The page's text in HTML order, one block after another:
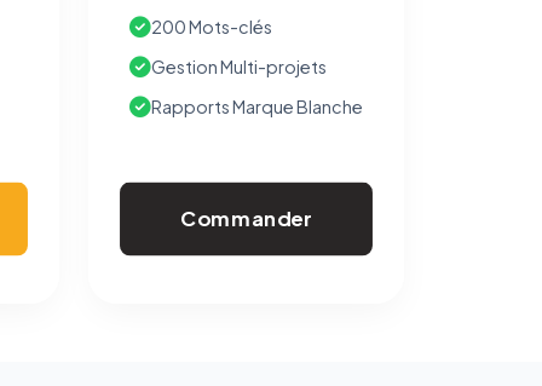
200 Mots-clés
Gestion Multi-projets
Rapports Marque Blanche
Commander